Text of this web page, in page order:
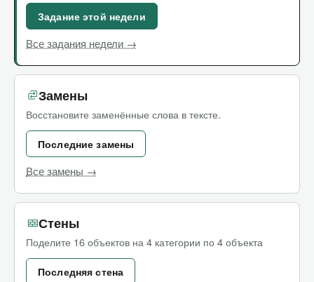
Задание этой недели
Все задания недели →
Замены
Восстановите заменённые слова в тексте.
Последние замены
Все замены →
Стены
Поделите 16 объектов на 4 категории по 4 объекта
Последняя стена